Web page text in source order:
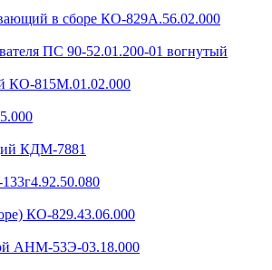
в сборе КО-829А.56.02.000
ПС 90-52.01.200-01 вогнутый
КО-815М.01.02.000
КДМ-7881
КО-829.43.06.000
AHМ-53Э-03.18.000